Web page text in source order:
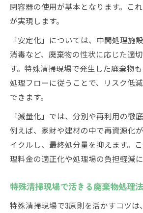
閉容器の使用が基本となります。これ
が実現します。
「安定化」については、中間処理施
消毒など、廃棄物の性状に応じた適
す。特殊清掃現場で発生した廃棄物
処理フローに従うことで、リスク低
できます。
「減量化」では、分別や再利用の徹
例えば、家財や建材の中で再資源化
イクルし、最終処分量を抑えます。
理料金の適正化や処理場の負担軽減に
特殊清掃現場で活きる廃棄物処理
特殊清掃現場で3原則を活かすコツは